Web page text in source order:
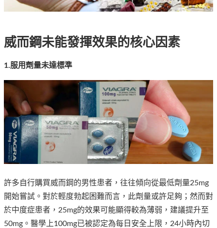
威而鋼未能發揮效果的核心因素
1.服用劑量未達標準
許多自行購買威而鋼的男性患者，往往傾向從最低劑量25mg
開始嘗試。對於輕度勃起困難而言，此劑量或許足夠；然而對
於中度症患者，25mg的效果可能顯得較為薄弱，建議提升至
50mg。醫學上100mg已被認定為每日安全上限，24小時內切